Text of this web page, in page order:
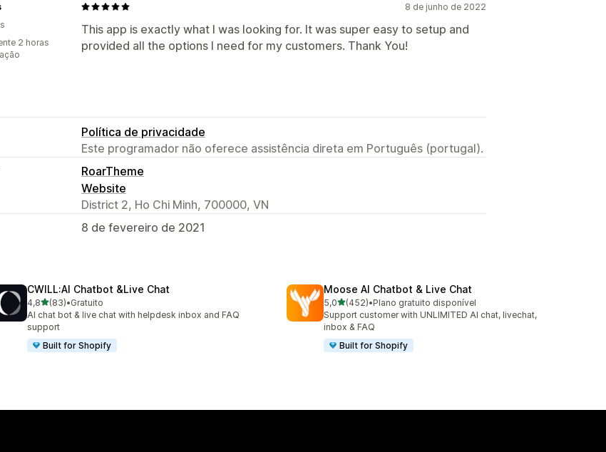
8 de junho de 2022
This app is exactly what I was looking for. It was super easy to setup and
provided all the options I need for my customers. Thank You!
2 horas
Política de privacidade
Este programador não oferece assistência direta em Português (portugal).
RoarTheme
Website
District 2, Ho Chi Minh, 700000, VN
8 de fevereiro de 2021
CWILL:AI Chatbot &Live Chat
4,8de 5 estrelas
(83)
83 total de avaliações
•Gratuito
AI chat bot & live chat with helpdesk inbox and FAQ
support
Built for Shopify
Moose AI Chatbot & Live Chat
5,0de 5 estrelas
(452)
452 total de avaliações
•Plano gratuito disponível
Support customer with UNLIMITED AI chat, livechat,
inbox & FAQ
Built for Shopify